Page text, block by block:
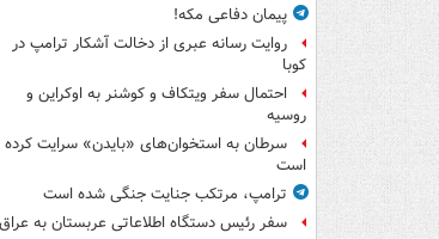
پیمان دفاعی مکه!
روایت رسانه عبری از دخالت آشکار ترامپ در
کوبا
احتمال سفر ویتکاف و کوشنر به اوکراین و
روسیه
سرطان به استخوان‌های «بایدن» سرایت کرده
است
ترامپ، مرتکب جنایت جنگی شده است
سفر رئیس دستگاه اطلاعاتی عربستان به عراق